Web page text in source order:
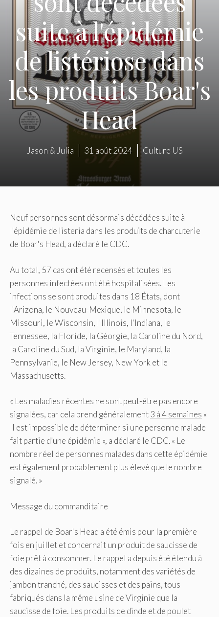
suite à l'épidémie
de listériose dans
les produits Boar's
Head
Jason & Julia 31 août 2024 Culture US
Neuf personnes sont désormais décédées suite à
l'épidémie de listeria dans les produits de charcuterie
de Boar's Head, a déclaré le CDC.
Au total, 57 cas ont été recensés et toutes les
personnes infectées ont été hospitalisées. Les
infections se sont produites dans 18 États, dont
l'Arizona, le Nouveau-Mexique, le Minnesota, le
Missouri, le Wisconsin, l'Illinois, l'Indiana, le
Tennessee, la Floride, la Géorgie, la Caroline du Nord,
la Caroline du Sud, la Virginie, le Maryland, la
Pennsylvanie, le New Jersey, New York et le
Massachusetts.
« Les maladies récentes ne sont peut-être pas encore
signalées, car cela prend généralement3 à 4 semaines «
Il est impossible de déterminer si une personne malade
fait partie d’une épidémie », a déclaré le CDC. « Le
nombre réel de personnes malades dans cette épidémie
est également probablement plus élevé que le nombre
signalé. »
Message du commanditaire
Le rappel de Boar's Head a été émis pour la première
fois en juillet et concernait un produit de saucisse de
foie prêt à consommer. Le rappel a depuis été étendu à
des dizaines de produits, notamment des variétés de
jambon tranché, des saucisses et des pains, tous
fabriqués dans la même usine de Virginie que la
saucisse de foie. Les produits de dinde et de poulet